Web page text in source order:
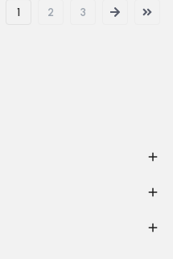
1 2 3